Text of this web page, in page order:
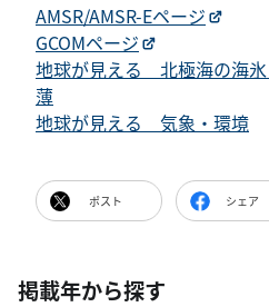
AMSR/AMSR-Eページ
GCOMページ
地球が見える 北極海の海
薄
地球が見える 気象・環境
ポスト シェア
掲載年から探す